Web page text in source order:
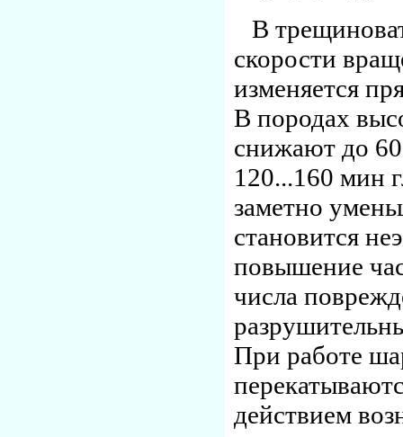
В
скорости
изменяется
В породах
снижают до
120...160 мин
заметно
становится
повышение
числа
При работе
действием